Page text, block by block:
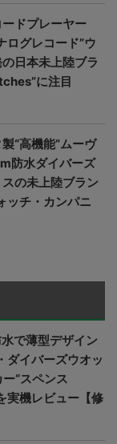
ドプレーヤー
ログレコード”ウ
日本未上陸ブラ
に注目
“高機能”ムーヴ
防水ダイバーズ
の未上陸ブラン
ッチ・カンパニ
で薄型デザイン
ダイバーズウオッ
“スペンス
実機レビュー【修